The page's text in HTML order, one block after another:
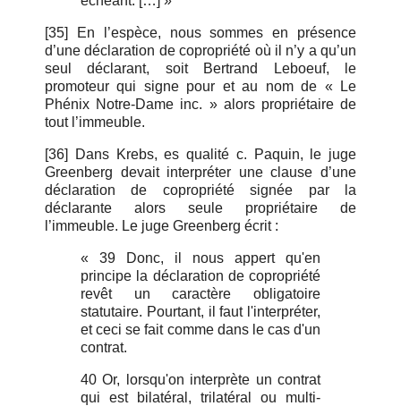
[35] En l’espèce, nous sommes en présence
d’une déclaration de copropriété où il n’y a qu’un
seul déclarant, soit Bertrand Leboeuf, le
promoteur qui signe pour et au nom de « Le
Phénix Notre-Dame inc. » alors propriétaire de
tout l’immeuble.
[36] Dans Krebs, es qualité c. Paquin, le juge
Greenberg devait interpréter une clause d’une
déclaration de copropriété signée par la
déclarante alors seule propriétaire de
l’immeuble. Le juge Greenberg écrit :
« 39 Donc, il nous appert qu'en
principe la déclaration de copropriété
revêt un caractère obligatoire
statutaire. Pourtant, il faut l'interpréter,
et ceci se fait comme dans le cas d'un
contrat.
40 Or, lorsqu'on interprète un contrat
qui est bilatéral, trilatéral ou multi-